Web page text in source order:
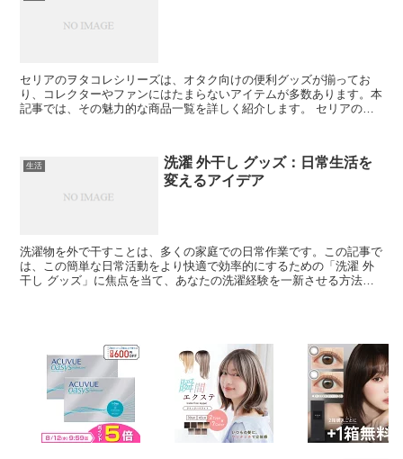
セリアのヲタコレシリーズは、オタク向けの便利グッズが揃ってお
り、コレクターやファンにはたまらないアイテムが多数あります。本
記事では、その魅力的な商品一覧を詳しく紹介します。 セリアのヲ
生活
洗濯 外干し グッズ：日常生活を
変えるアイデア
洗濯物を外で干すことは、多くの家庭での日常作業です。この記事で
は、この簡単な日常活動をより快適で効率的にするための「洗濯 外
干し グッズ」に焦点を当て、あなたの洗濯経験を一新させる方法を